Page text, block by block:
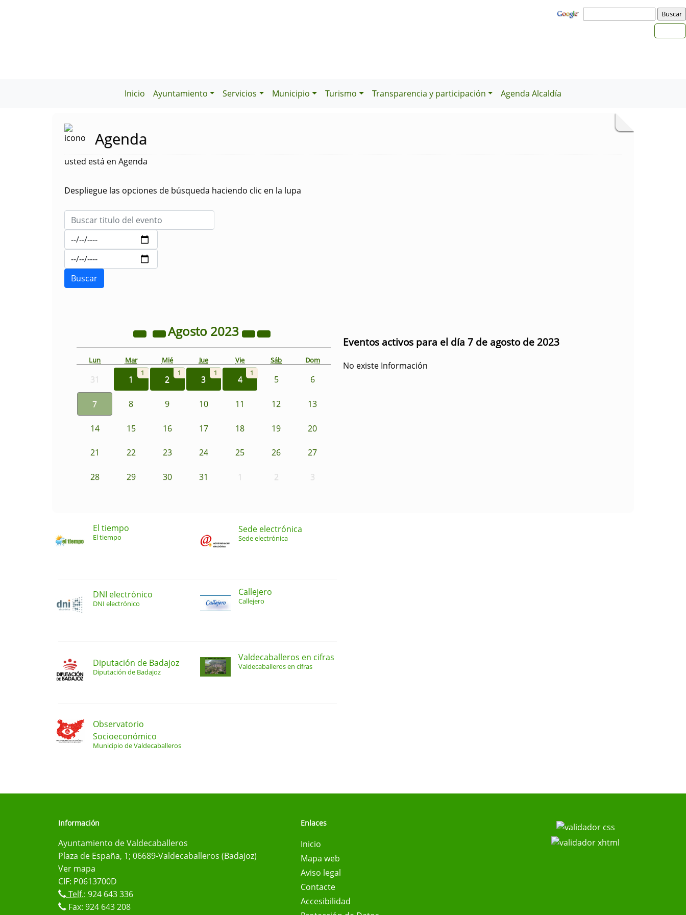
Inicio Ayuntamiento Servicios Municipio Turismo Transparencia y participación Agenda Alcaldía
Agenda
usted está en Agenda
Despliegue las opciones de búsqueda haciendo clic en la lupa
Agosto 2023
Lun Mar Mié Jue Vie Sáb Dom
31 1
1
2
1
3
1
4
1
5 6
7 8 9 10 11 12 13
14 15 16 17 18 19 20
21 22 23 24 25 26 27
28 29 30 31 1 2 3
Eventos activos para el día 7 de agosto de 2023
No existe Información
El tiempo
El tiempo
Sede electrónica
Sede electrónica
DNI electrónico
DNI electrónico
Callejero
Callejero
Diputación de Badajoz
Diputación de Badajoz
Valdecaballeros en cifras
Valdecaballeros en cifras
Observatorio
Socioeconómico
Municipio de Valdecaballeros
Información
Ayuntamiento de Valdecaballeros
Plaza de España, 1; 06689-Valdecaballeros (Badajoz)
Ver mapa
CIF: P0613700D
Telf.:924 643 336
Fax: 924 643 208
Enlaces
Inicio
Mapa web
Aviso legal
Contacte
Accesibilidad